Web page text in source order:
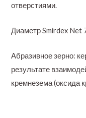
отверстиями.
Диаметр Smirdex Net
Абразивное зерно:
результате
кремнезема (оксида